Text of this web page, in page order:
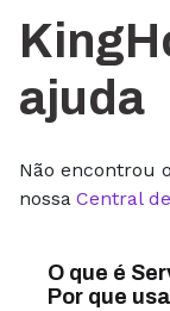
ajuda
Não encontrou
nossa Central
O que é
Por que